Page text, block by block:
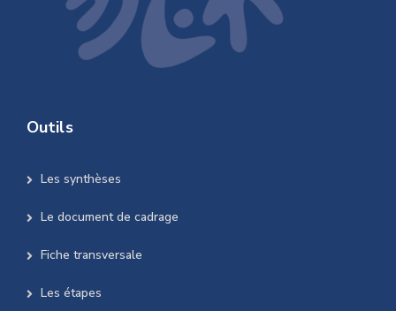
Outils
Les synthèses
Le document de cadrage
Fiche transversale
Les étapes